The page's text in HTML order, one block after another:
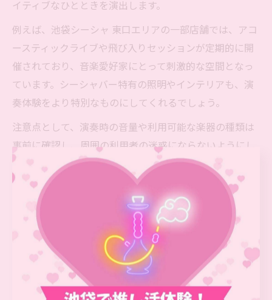
イティブなひとときを演出します。
例えば、池袋シーシャ 東口エリアの一部店舗では、アコ
ースティックライブや飛び入りセッションが定期的に開
催されており、音楽愛好家にとって刺激的な空間となっ
ています。シーシャバー特有の照明やインテリアも、演
奏体験をより特別なものにしてくれるでしょう。
注意点として、演奏時の音量や利用可能な楽器の種類は
事前に確認し、周囲の利用者の迷惑にならないようにし
ましょう。池袋駅周辺で音楽とシーシャのコラボを体験
したい方は、これらのポイントを押さえて店舗選びを行
うことをおすすめします。
池袋駅東口・西口で音楽系シーシ
ャ体験を探す